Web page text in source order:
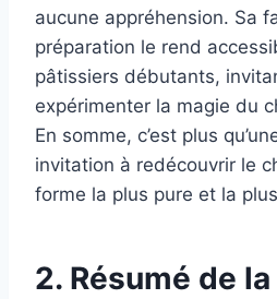
aucune appréhension. Sa
préparation le rend
pâtissiers débutants,
expérimenter la magie du
En somme, c’est plus
invitation à redécouvrir le
forme la plus pure et la
2. Résumé de